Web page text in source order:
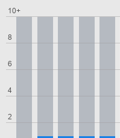
2
4
6
8
10+